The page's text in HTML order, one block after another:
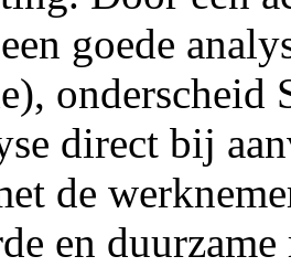
goede
onderscheid
direct bij
de
en